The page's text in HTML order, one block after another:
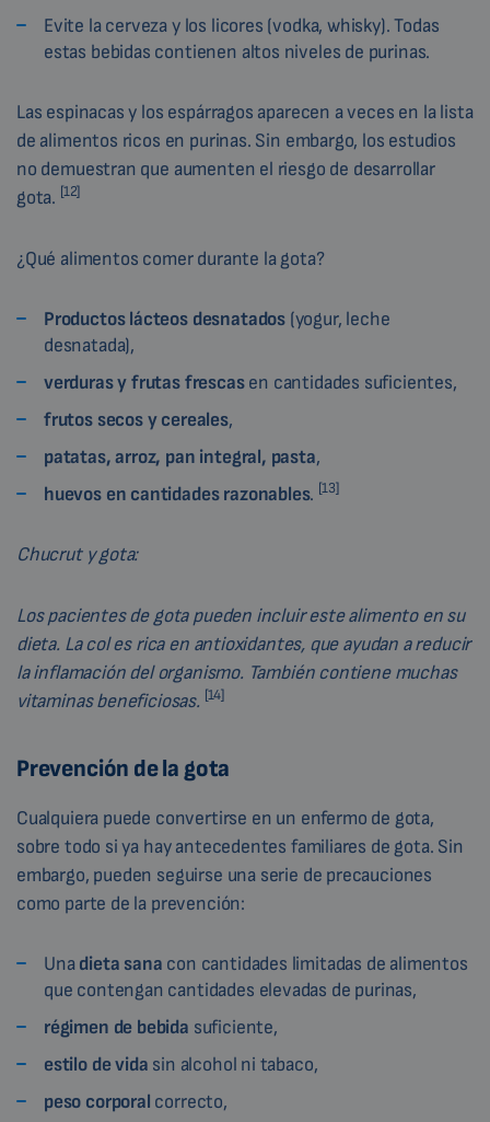
Evite la cerveza y los licores (vodka, whisky). Todas
estas bebidas contienen altos niveles de purinas.
Las espinacas y los espárragos aparecen a veces en la lista
de alimentos ricos en purinas. Sin embargo, los estudios
no demuestran que aumenten el riesgo de desarrollar
gota. [12]
¿Qué alimentos comer durante la gota?
Productos lácteos desnatados(yogur, leche
desnatada),
verduras y frutas frescasen cantidades suficientes,
frutos secos y cereales,
patatas, arroz, pan integral, pasta,
huevos en cantidades razonables. [13]
Chucrut y gota:
Los pacientes de gota pueden incluir este alimento en su
dieta. La col es rica en antioxidantes, que ayudan a reducir
la inflamación del organismo. También contiene muchas
vitaminas beneficiosas. [14]
Prevención de la gota
Cualquiera puede convertirse en un enfermo de gota,
sobre todo si ya hay antecedentes familiares de gota. Sin
embargo, pueden seguirse una serie de precauciones
como parte de la prevención:
Unadieta sana con cantidades limitadas de alimentos
que contengan cantidades elevadas de purinas,
régimen de bebida suficiente,
estilo de vida sin alcohol ni tabaco,
peso corporal correcto,